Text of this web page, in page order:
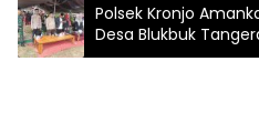
Polsek Kronjo
Desa Blukbuk